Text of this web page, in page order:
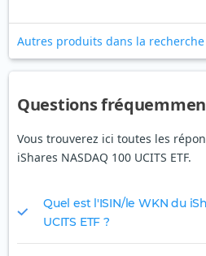
Autres produits dans la recherche
Questions
Vous trouverez ici toutes les
iShares NASDAQ 100 UCITS ETF.
Quel est l'ISIN/le WKN du
UCITS ETF ?